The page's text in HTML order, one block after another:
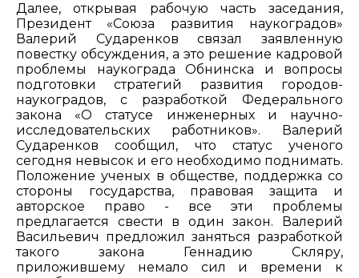
Далее, открывая рабочую часть заседания,
Президент «Союза развития наукоградов»
Валерий Сударенков связал заявленную
повестку обсуждения, а это решение кадровой
проблемы наукограда Обнинска и вопросы
подготовки стратегий развития городов-
наукоградов, с разработкой Федерального
закона «О статусе инженерных и научно-
исследовательских работников». Валерий
Сударенков сообщил, что статус ученого
сегодня невысок и его необходимо поднимать.
Положение ученых в обществе, поддержка со
стороны государства, правовая защита и
авторское право - все эти проблемы
предлагается свести в один закон. Валерий
Васильевич предложил заняться разработкой
такого закона Геннадию Скляру,
приложившему немало сил и времени к